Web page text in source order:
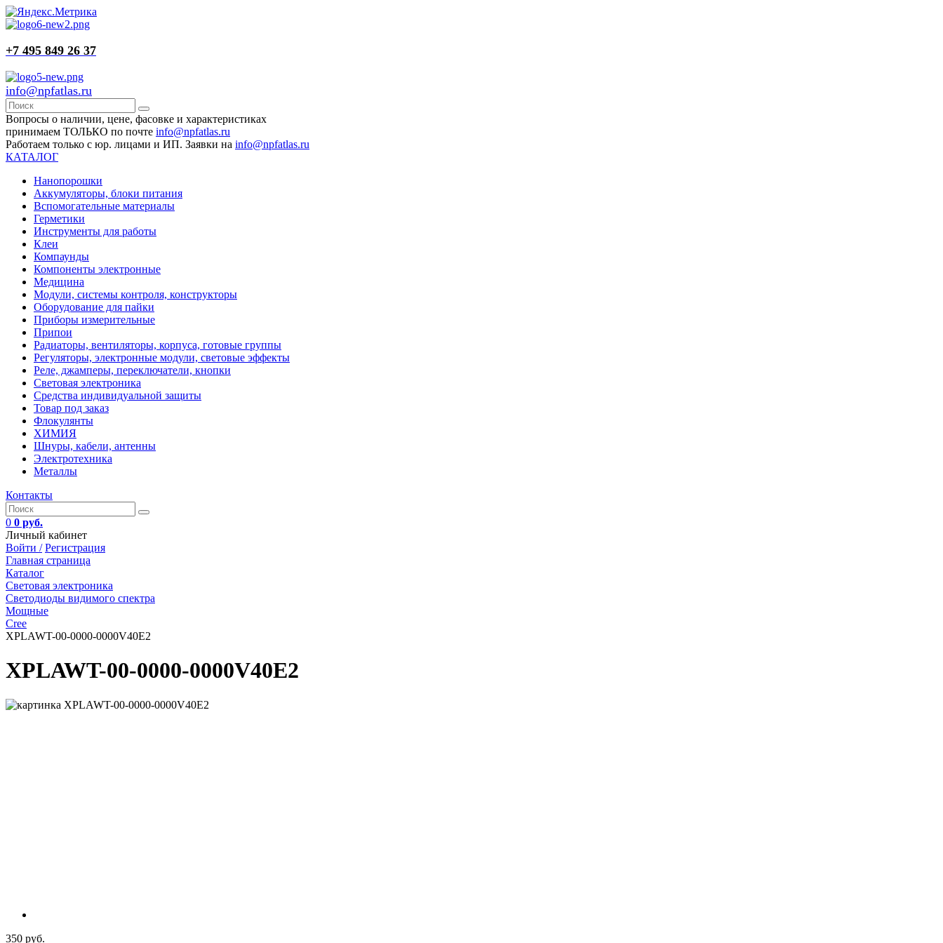
+7 495 849 26 37
info@npfatlas.ru
Вопросы о наличии, цене, фасовке и характеристиках
принимаем ТОЛЬКО по почте info@npfatlas.ru
Работаем только с юр. лицами и ИП. Заявки на info@npfatlas.ru
КАТАЛОГ
Нанопорошки
Аккумуляторы, блоки питания
Вспомогательные материалы
Герметики
Инструменты для работы
Клеи
Компаунды
Компоненты электронные
Медицина
Модули, системы контроля, конструкторы
Оборудование для пайки
Приборы измерительные
Припои
Радиаторы, вентиляторы, корпуса, готовые группы
Регуляторы, электронные модули, световые эффекты
Реле, джамперы, переключатели, кнопки
Световая электроника
Средства индивидуальной защиты
Товар под заказ
Флокулянты
ХИМИЯ
Шнуры, кабели, антенны
Электротехника
Металлы
Контакты
0 0 руб.
Личный кабинет
Войти / Регистрация
Главная страница
Каталог
Световая электроника
Светодиоды видимого спектра
Мощные
Cree
XPLAWT-00-0000-0000V40E2
XPLAWT-00-0000-0000V40E2
350 руб.